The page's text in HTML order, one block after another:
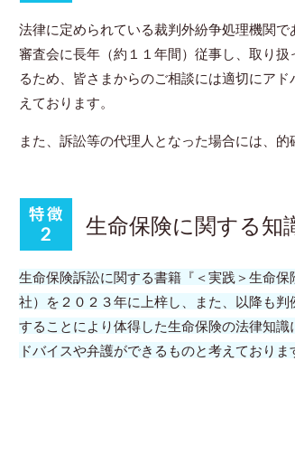
法律に定められている裁判外紛争処理機関で
審査会に長年（約１１年間）従事し、取り扱
るため、皆さまからのご相談には適切にア
えております。
また、訴訟等の代理人となった場合には、的
生命保険に関する知
生命保険訴訟に関する書籍『＜実践＞生命保
社）を２０２３年に上梓し、また、以降も
することにより体得した生命保険の法律知識
ドバイスや弁護ができるものと考えておりま